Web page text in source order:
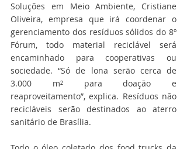
Soluções em Meio Ambiente, Cristiane
Oliveira, empresa que irá coordenar o
gerenciamento dos resíduos sólidos do 8º
Fórum, todo material reciclável será
encaminhado para cooperativas ou
sociedade. “Só de lona serão cerca de
3.000 m² para doação e
reaproveitamento”, explica. Resíduos não
recicláveis serão destinados ao aterro
sanitário de Brasília.